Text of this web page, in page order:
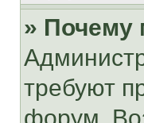
» Почему
требуют